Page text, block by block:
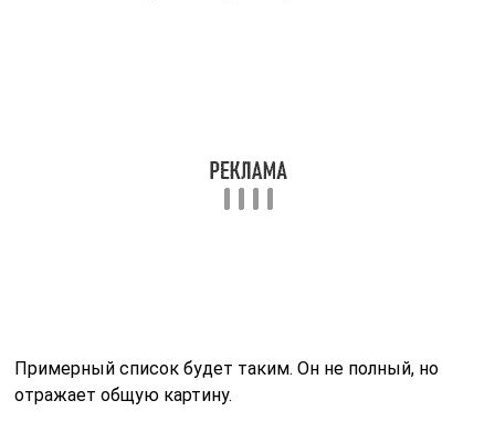
Примерный список будет таким. Он не полный, но
отражает общую картину.